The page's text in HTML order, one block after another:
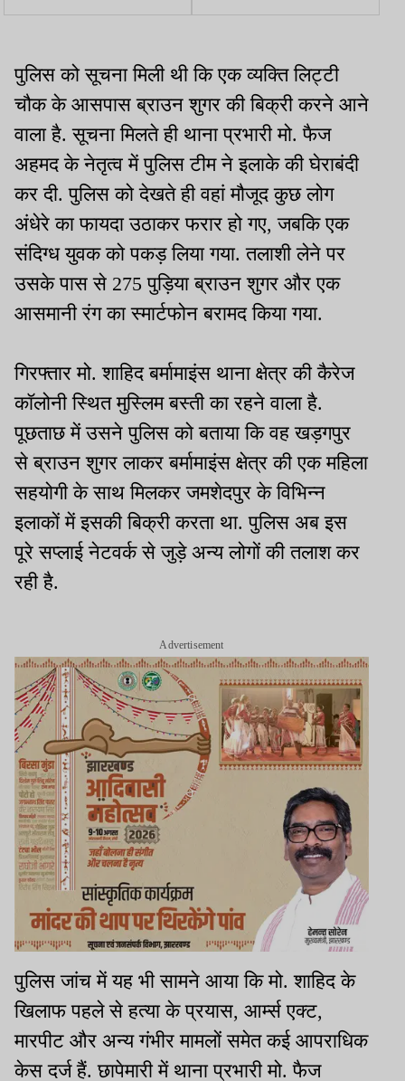
तस्वीर, बनेंगे नए क्रिटिकल
के 63.74 करोड़ ट्रांसफर
पुलिस को सूचना मिली थी कि एक व्यक्ति लिट्टी
चौक के आसपास ब्राउन शुगर की बिक्री करने आने
वाला है. सूचना मिलते ही थाना प्रभारी मो. फैज
अहमद के नेतृत्व में पुलिस टीम ने इलाके की घेराबंदी
कर दी. पुलिस को देखते ही वहां मौजूद कुछ लोग
अंधेरे का फायदा उठाकर फरार हो गए, जबकि एक
संदिग्ध युवक को पकड़ लिया गया. तलाशी लेने पर
उसके पास से 275 पुड़िया ब्राउन शुगर और एक
आसमानी रंग का स्मार्टफोन बरामद किया गया.
गिरफ्तार मो. शाहिद बर्मामाइंस थाना क्षेत्र की कैरेज
कॉलोनी स्थित मुस्लिम बस्ती का रहने वाला है.
पूछताछ में उसने पुलिस को बताया कि वह खड़गपुर
से ब्राउन शुगर लाकर बर्मामाइंस क्षेत्र की एक महिला
सहयोगी के साथ मिलकर जमशेदपुर के विभिन्न
इलाकों में इसकी बिक्री करता था. पुलिस अब इस
पूरे सप्लाई नेटवर्क से जुड़े अन्य लोगों की तलाश कर
रही है.
Advertisement
पुलिस जांच में यह भी सामने आया कि मो. शाहिद के
खिलाफ पहले से हत्या के प्रयास, आर्म्स एक्ट,
मारपीट और अन्य गंभीर मामलों समेत कई आपराधिक
केस दर्ज हैं. छापेमारी में थाना प्रभारी मो. फैज